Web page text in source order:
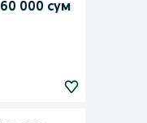
60 000 сум